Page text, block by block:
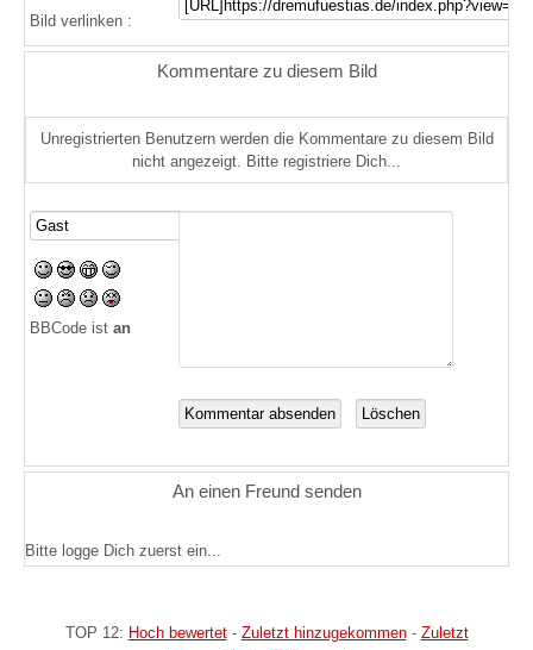
Bild verlinken :
Kommentare zu diesem Bild
Unregistrierten Benutzern werden die Kommentare zu diesem Bild
nicht angezeigt. Bitte registriere Dich...
BBCode ist an
An einen Freund senden
Bitte logge Dich zuerst ein...
TOP 12: Hoch bewertet- Zuletzt hinzugekommen- Zuletzt